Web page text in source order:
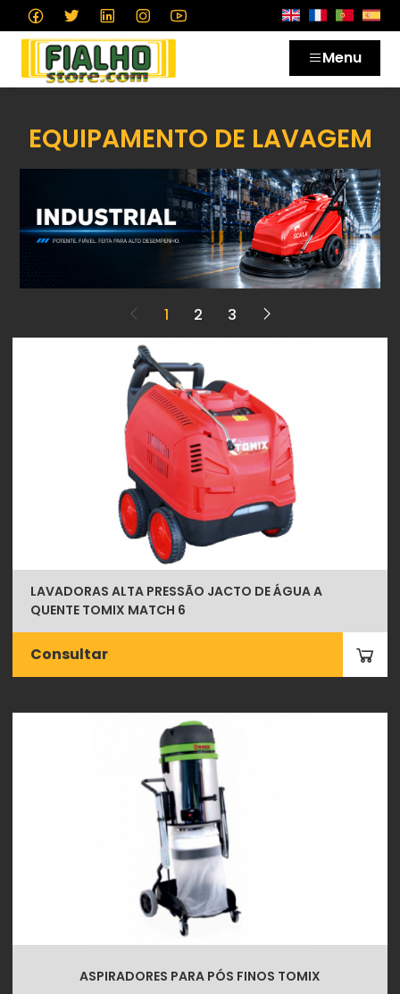
Menu
EQUIPAMENTO DE LAVAGEM
1 2 3
LAVADORAS ALTA PRESSÃO JACTO DE ÁGUA A
QUENTE TOMIX MATCH 6
Consultar
ASPIRADORES PARA PÓS FINOS TOMIX